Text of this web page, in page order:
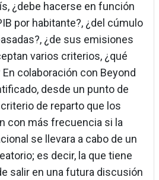
¿debe hacerse en función
por habitante?, ¿del cúmulo
¿de sus emisiones
varios criterios, ¿qué
colaboración con Beyond
desde un punto de
de reparto que los
con más frecuencia si la
se llevara a cabo de un
es decir, la que tiene
salir en una futura discusión